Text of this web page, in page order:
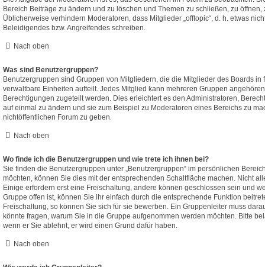
Bereich Beiträge zu ändern und zu löschen und Themen zu schließen, zu
Üblicherweise verhindern Moderatoren, dass Mitglieder „offtopic“, d. h. etwas
Beleidigendes bzw. Angreifendes schreiben.
Nach oben
Was sind Benutzergruppen?
Benutzergruppen sind Gruppen von Mitgliedern, die die Mitglieder des Boards in
verwaltbare Einheiten aufteilt. Jedes Mitglied kann mehreren Gruppen
Berechtigungen zugeteilt werden. Dies erleichtert es den Administratoren,
auf einmal zu ändern und sie zum Beispiel zu Moderatoren eines Bereichs zu
nichtöffentlichen Forum zu geben.
Nach oben
Wo finde ich die Benutzergruppen und wie trete ich ihnen bei?
Sie finden die Benutzergruppen unter „Benutzergruppen“ im persönlichen
möchten, können Sie dies mit der entsprechenden Schaltfläche machen. Nicht
Einige erfordern erst eine Freischaltung, andere können geschlossen sein und
Gruppe offen ist, können Sie ihr einfach durch die entsprechende Funktion
Freischaltung, so können Sie sich für sie bewerben. Ein Gruppenleiter muss
könnte fragen, warum Sie in die Gruppe aufgenommen werden möchten. Bitte
wenn er Sie ablehnt, er wird einen Grund dafür haben.
Nach oben